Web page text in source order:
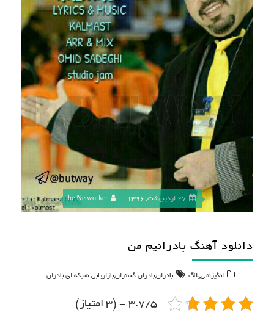
27 اردیبهشت, 1396 the Networker
دانلود آهنگ بادرانیم من
انگیزشی,بلاگ بادران,بادران گستران,بازاریابی شبکه ای بادران
3.7/5 - (3 امتیاز)